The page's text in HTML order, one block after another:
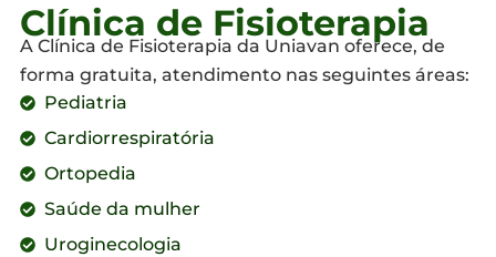
Clínica de Fisioterapia
A Clínica de Fisioterapia da Uniavan oferece, de
forma gratuita, atendimento nas seguintes áreas:
Pediatria
Cardiorrespiratória
Ortopedia
Saúde da mulher
Uroginecologia